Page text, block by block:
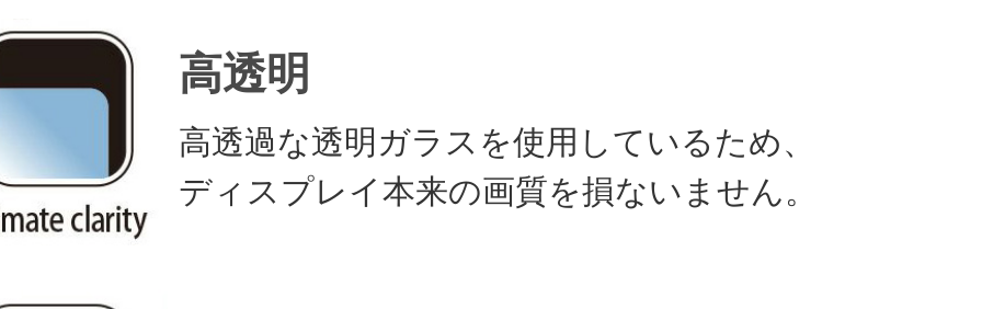
高透明
高透過な透明ガラスを使用しているため、
ディスプレイ本来の画質を損ないません。